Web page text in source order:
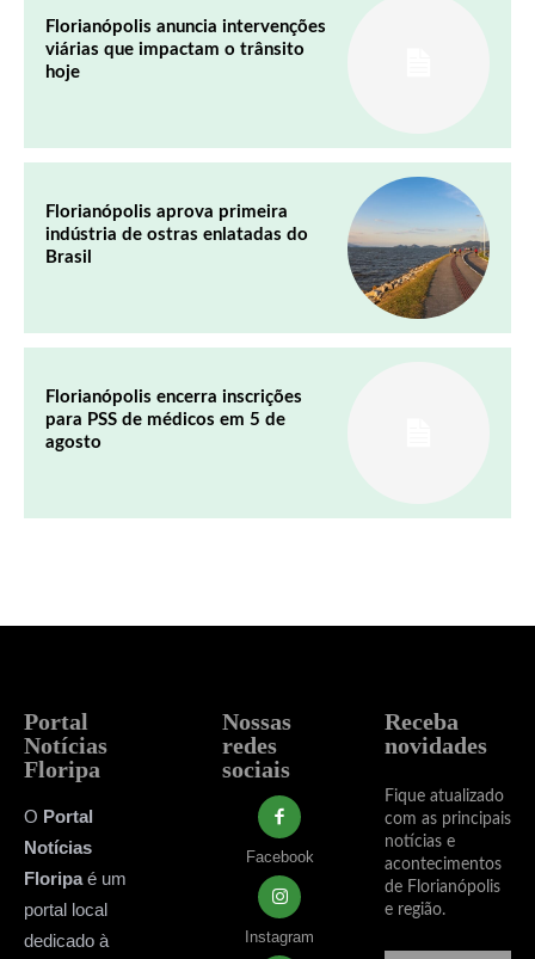
Florianópolis anuncia intervenções
viárias que impactam o trânsito
hoje
Florianópolis aprova primeira
indústria de ostras enlatadas do
Brasil
Florianópolis encerra inscrições
para PSS de médicos em 5 de
agosto
Portal
Notícias
Floripa
O Portal
Notícias
Floripaé um
portal local
dedicado à
Nossas
redes
sociais
Facebook
Instagram
Receba
novidades
Fique atualizado
com as principais
notícias e
acontecimentos
de Florianópolis
e região.